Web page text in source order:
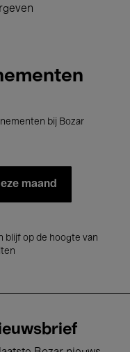
bij Bozar
maand
blijf op de hoogte van